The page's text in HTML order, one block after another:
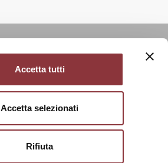
Accetta tutti
Accetta selezionati
Rifiuta